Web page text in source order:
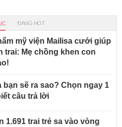
ĐANG HOT
mỹ viện Mailisa cưới giúp
trai: Mẹ chồng khen con
bạn sẽ ra sao? Chọn ngay 1
câu trả lời
1.691 trai trẻ sa vào vòng